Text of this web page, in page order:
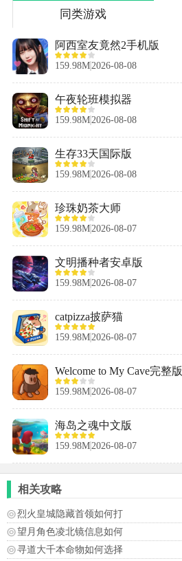
同类游戏
阿西室友竟然2手机版
159.98M2026-08-08
午夜轮班模拟器
159.98M2026-08-08
生存33天国际版
159.98M2026-08-08
珍珠奶茶大师
159.98M2026-08-07
文明播种者安卓版
159.98M2026-08-07
catpizza披萨猫
159.98M2026-08-07
Welcome to My Cave完整版
159.98M2026-08-07
海岛之魂中文版
159.98M2026-08-07
相关攻略
烈火皇城隐藏首领如何打
望月角色凌北镜信息如何
寻道大千本命物如何选择